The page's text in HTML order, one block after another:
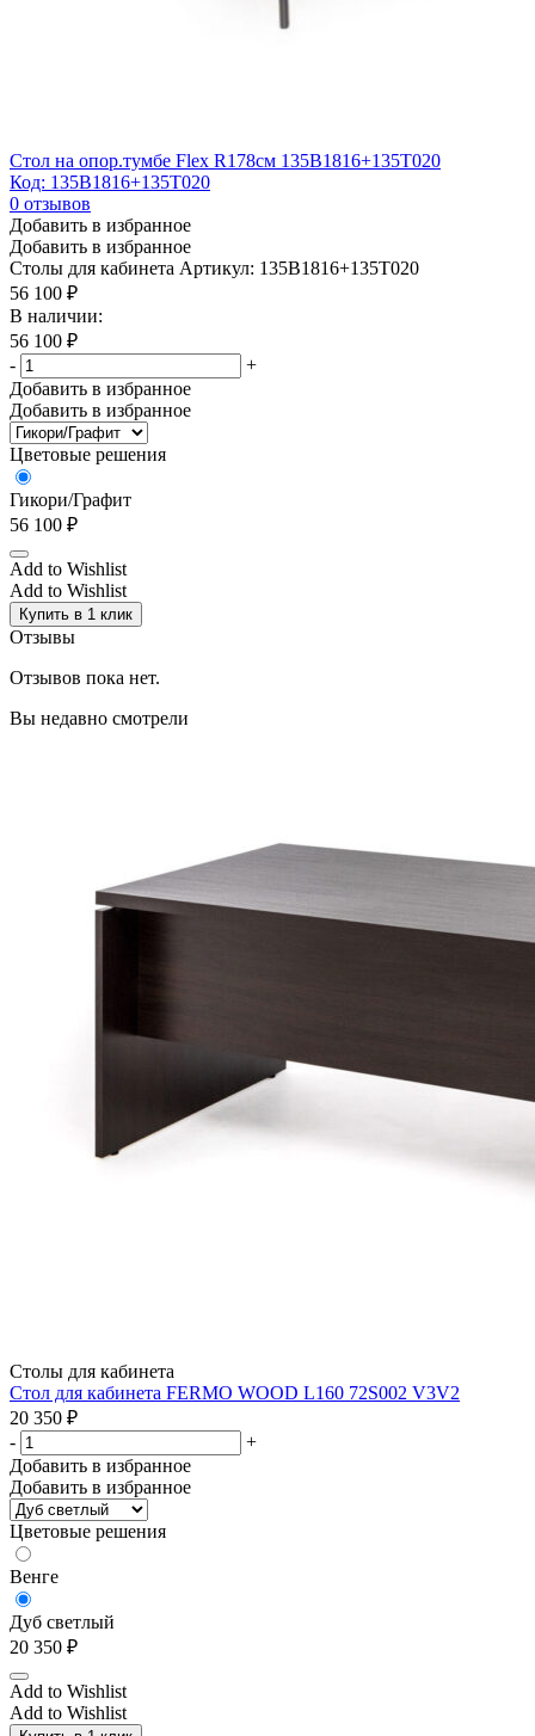
Стол на опор.тумбе Flex R178см 135B1816+135T020
Код: 135B1816+135T020
0 отзывов
Добавить в избранное
Добавить в избранное
Столы для кабинета Артикул: 135B1816+135T020
56 100 ₽
В наличии:
56 100 ₽
-
+
Добавить в избранное
Добавить в избранное
Цветовые решения
Гикори/Графит
56 100 ₽
Add to Wishlist
Add to Wishlist
Купить в 1 клик
Отзывы
Отзывов пока нет.
Вы недавно смотрели
Столы для кабинета
Стол для кабинета FERMO WOOD L160 72S002 V3V2
20 350 ₽
-
+
Добавить в избранное
Добавить в избранное
Цветовые решения
Венге
Дуб светлый
20 350 ₽
Add to Wishlist
Add to Wishlist